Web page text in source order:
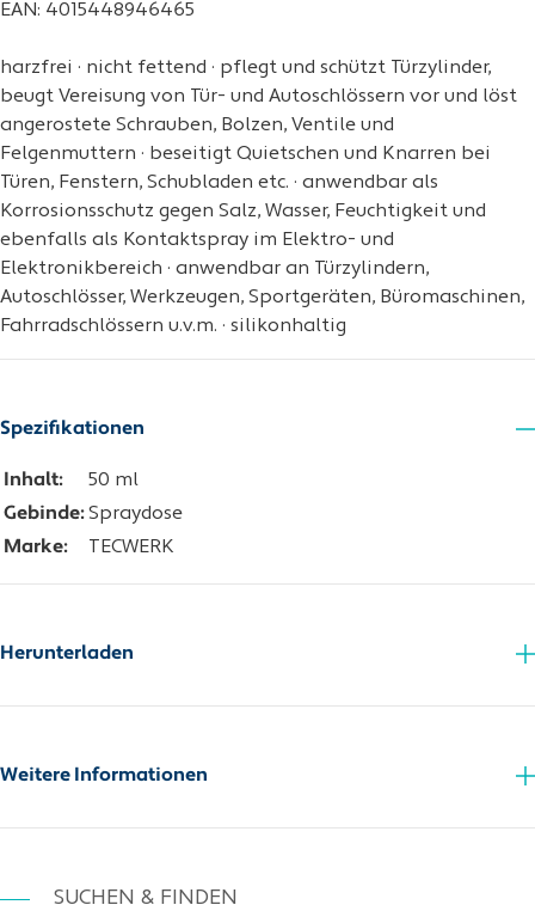
EAN: 4015448946465
harzfrei · nicht fettend · pflegt und schützt Türzylinder,
beugt Vereisung von Tür- und Autoschlössern vor und löst
angerostete Schrauben, Bolzen, Ventile und
Felgenmuttern · beseitigt Quietschen und Knarren bei
Türen, Fenstern, Schubladen etc. · anwendbar als
Korrosionsschutz gegen Salz, Wasser, Feuchtigkeit und
ebenfalls als Kontaktspray im Elektro- und
Elektronikbereich · anwendbar an Türzylindern,
Autoschlösser, Werkzeugen, Sportgeräten, Büromaschinen,
Fahrradschlössern u.v.m. · silikonhaltig
Spezifikationen
Inhalt:
50 ml
Gebinde: Spraydose
Marke:
TECWERK
Herunterladen
Detergenzienverordnung Sicherheitsdatenblatt
Weitere Informationen
SUCHEN & FINDEN